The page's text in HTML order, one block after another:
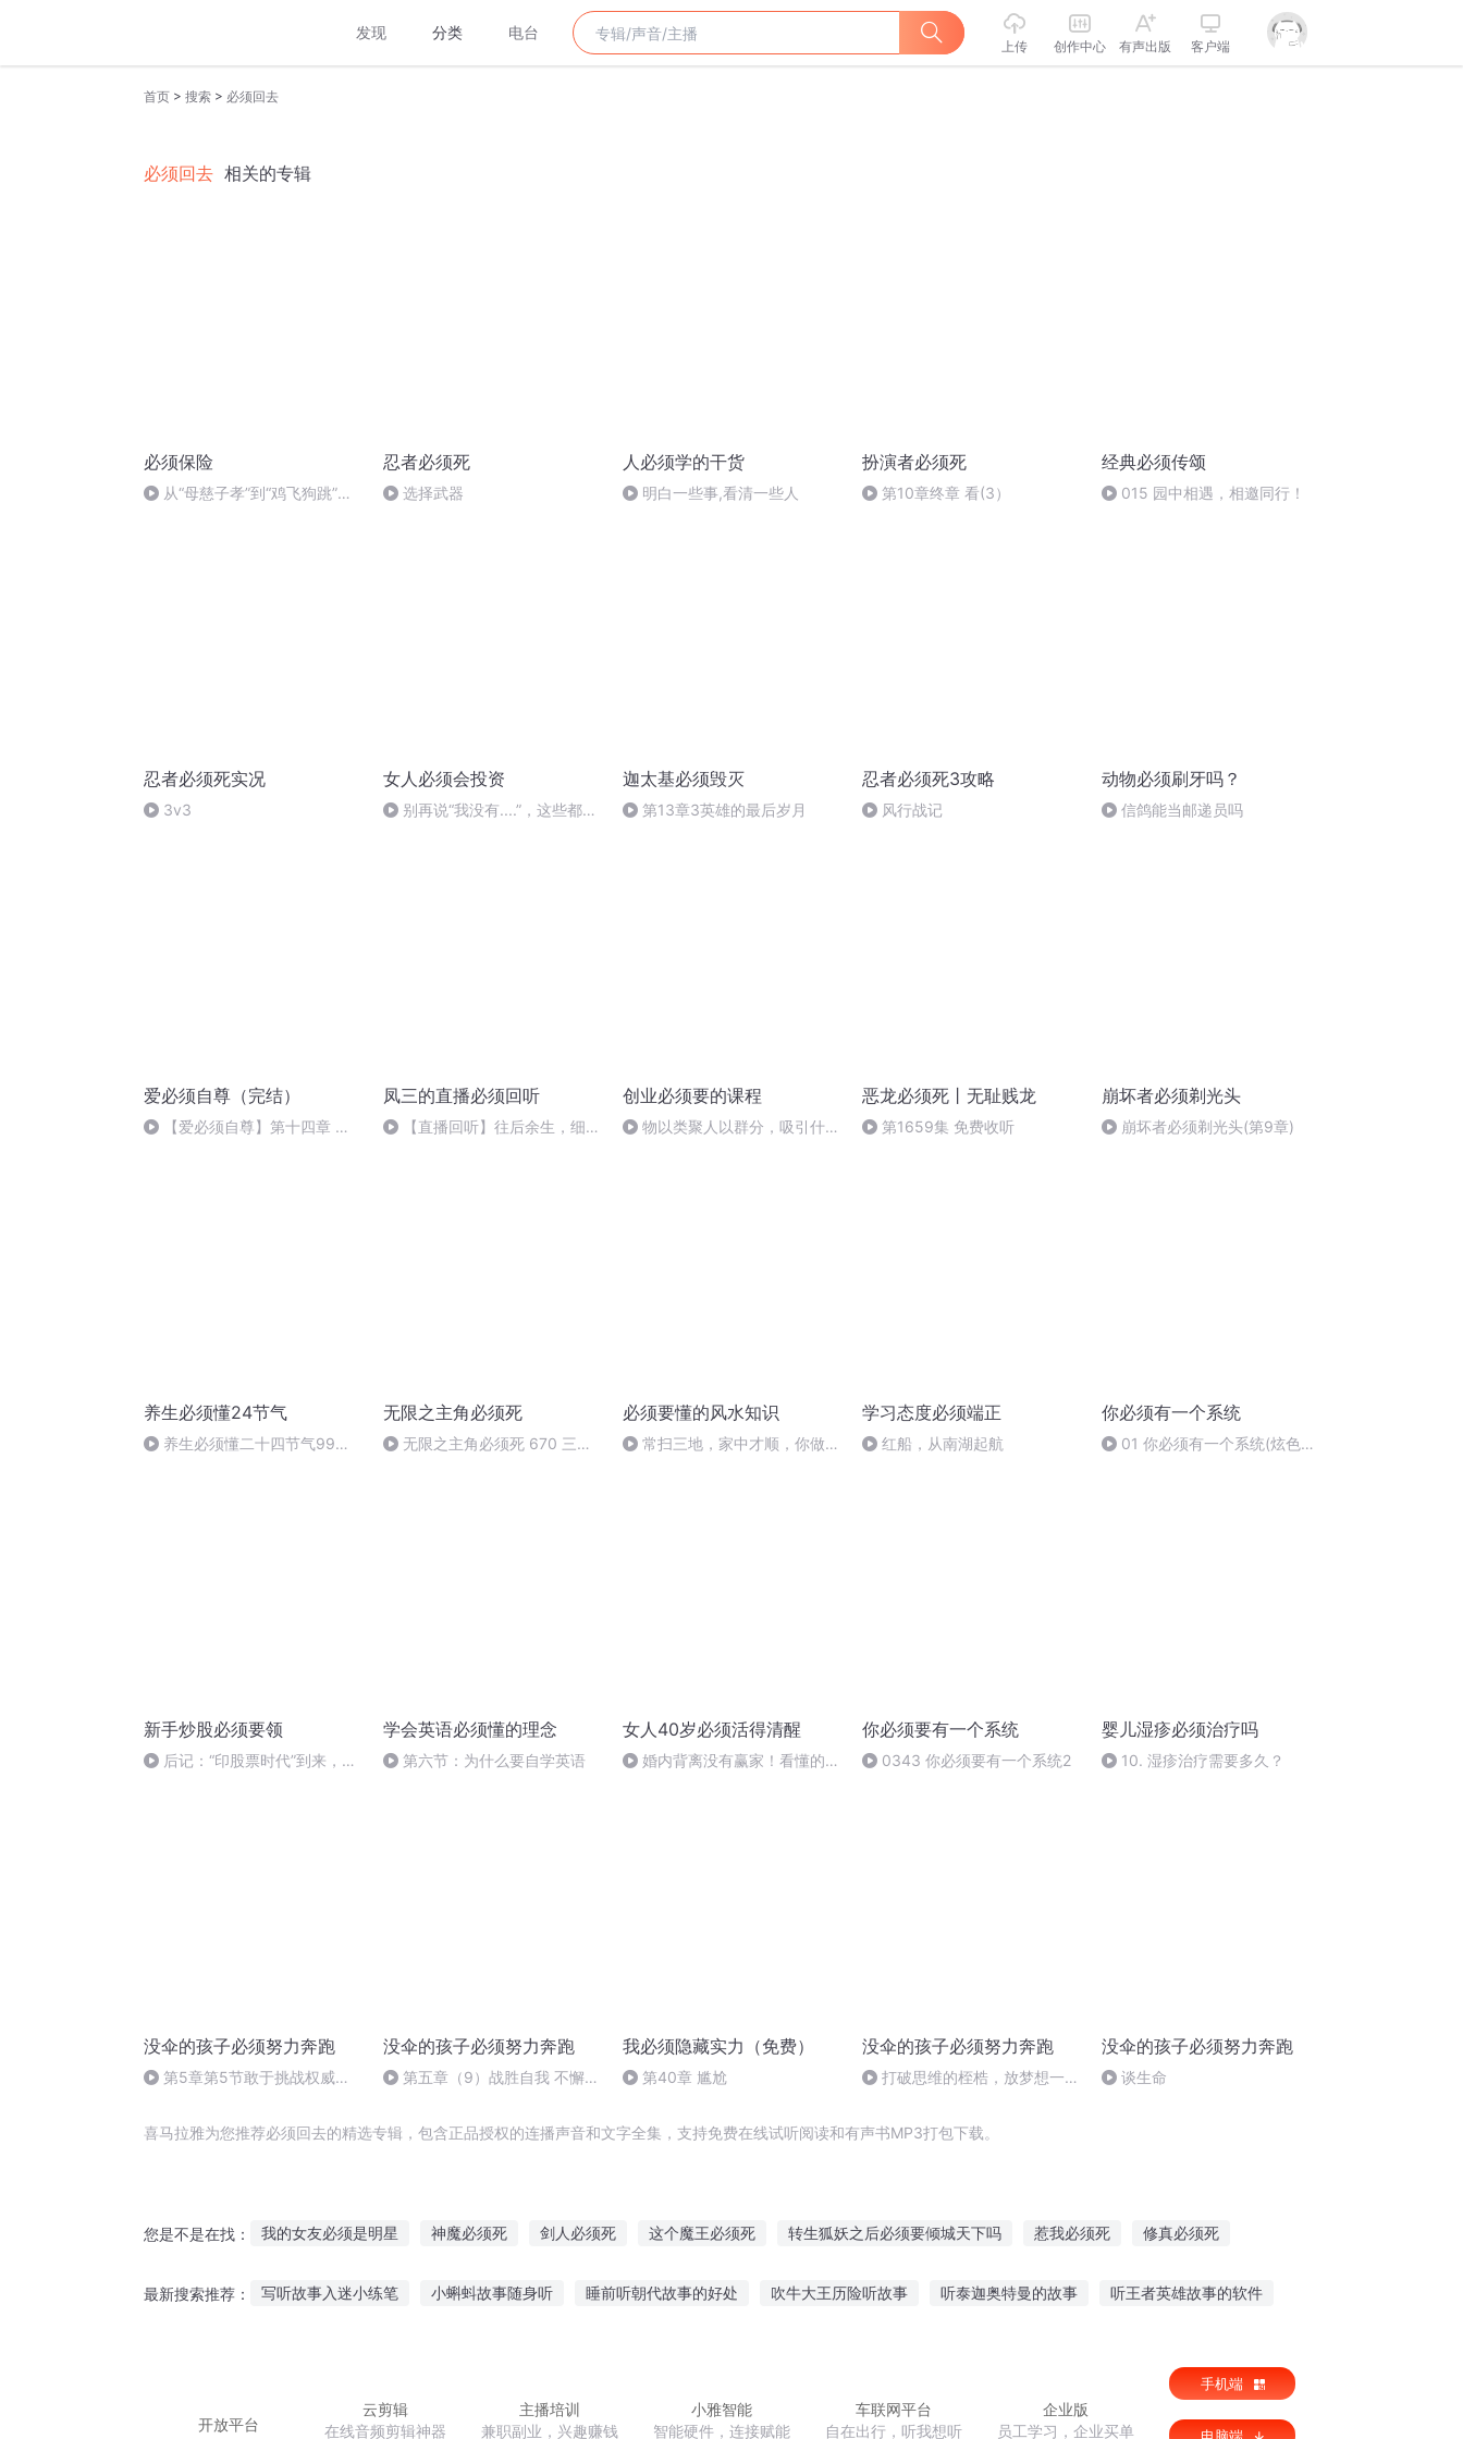
发现 分类 电台
上传 创作中心 有声出版 客户端
首页 > 搜索 > 必须回去
必须回去 相关的专辑
必须保险
从“母慈子孝”到“鸡飞狗跳”，
忍者必须死
选择武器
人必须学的干货
明白一些事,看清一些人
扮演者必须死
第10章终章 看(3）
经典必须传颂
015 园中相遇，相邀同行！
忍者必须死实况
3v3
女人必须会投资
别再说“我没有....”，这些都是
迦太基必须毁灭
第13章3英雄的最后岁月
忍者必须死3攻略
风行战记
动物必须刷牙吗？
信鸽能当邮递员吗
爱必须自尊（完结）
【爱必须自尊】第十四章 不
凤三的直播必须回听
【直播回听】往后余生，细水
创业必须要的课程
物以类聚人以群分，吸引什么
恶龙必须死丨无耻贱龙
第1659集 免费收听
崩坏者必须剃光头
崩坏者必须剃光头(第9章)
养生必须懂24节气
养生必须懂二十四节气99保
无限之主角必须死
无限之主角必须死 670 三个
必须要懂的风水知识
常扫三地，家中才顺，你做到
学习态度必须端正
红船，从南湖起航
你必须有一个系统
01 你必须有一个系统(炫色安
新手炒股必须要领
后记：“印股票时代”到来，我
学会英语必须懂的理念
第六节：为什么要自学英语
女人40岁必须活得清醒
婚内背离没有赢家！看懂的男
你必须要有一个系统
0343 你必须要有一个系统2
婴儿湿疹必须治疗吗
10. 湿疹治疗需要多久？
没伞的孩子必须努力奔跑
第5章第5节敢于挑战权威偶
没伞的孩子必须努力奔跑
第五章（9）战胜自我 不懈进
我必须隐藏实力（免费）
第40章 尴尬
没伞的孩子必须努力奔跑
打破思维的桎梏，放梦想一条
没伞的孩子必须努力奔跑
谈生命
喜马拉雅为您推荐必须回去的精选专辑，包含正品授权的连播声音和文字全集，支持免费在线试听阅读和有声书MP3打包下载。
您是不是在找： 我的女友必须是明星 神魔必须死 剑人必须死 这个魔王必须死 转生狐妖之后必须要倾城天下吗 惹我必须死 修真必须死
最新搜索推荐： 写听故事入迷小练笔 小蝌蚪故事随身听 睡前听朝代故事的好处 吹牛大王历险听故事 听泰迦奥特曼的故事 听王者英雄故事的软件
开放平台
云剪辑
在线音频剪辑神器
主播培训
兼职副业，兴趣赚钱
小雅智能
智能硬件，连接赋能
车联网平台
自在出行，听我想听
企业版
员工学习，企业买单
手机端